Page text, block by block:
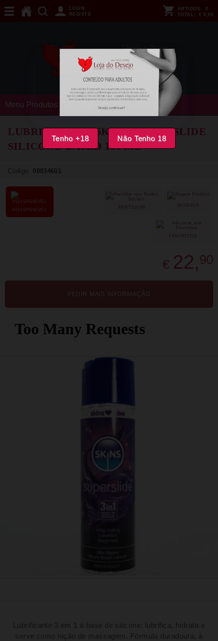
Tenho +18 Não Tenho 18
LOGIN
REGISTO
ARTIGOS:
0
TOTAL: € 0,00
Menu Produtos
LUBRIFICANTE SKINS - SUPERSLIDE
SILICONE-BASED 130 ML
Código: 00034601
INDISPONÍVEL
SUGERIR
FAVORITOS
€ 22,90
PEDIR MAIS INFORMAÇÃO
Lubrificante 3 em 1 à base de silicone: lubrifica, hidrata e
serve como loção de massagem. Fórmula duradoura, à